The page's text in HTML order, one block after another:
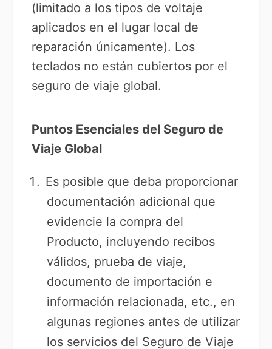
(limitado a los tipos de voltaje
aplicados en el lugar local de
reparación únicamente). Los
teclados no están cubiertos por el
seguro de viaje global.
Puntos Esenciales del Seguro de
Viaje Global
Es posible que deba proporcionar
documentación adicional que
evidencie la compra del
Producto, incluyendo recibos
válidos, prueba de viaje,
documento de importación e
información relacionada, etc., en
algunas regiones antes de utilizar
los servicios del Seguro de Viaje